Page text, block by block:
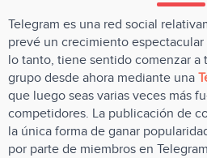
Telegram es una red social
prevé un crecimiento
lo tanto, tiene sentido comenzar a
grupo desde ahora mediante una
que luego seas varias veces más
competidores. La publicación de
la única forma de ganar
por parte de miembros en